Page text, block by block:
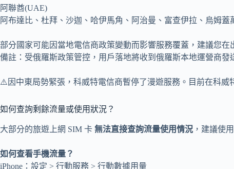
阿聯酋(UAE)
阿布達比、杜拜、沙迦、哈伊馬角、阿治曼、富查伊拉、烏姆蓋
部分國家可能因當地電信商政策變動而影響服務覆蓋，建議您在
備註：受俄羅斯政策管控，用戶落地將收到俄羅斯本地運營商
⚠️因中東局勢緊張，科威特電信商暫停了漫遊服務。目前在科威
如何查詢剩餘流量或使用狀況？
大部分的旅遊上網 SIM 卡 無法直接查詢流量使用情況 ，建議使
如何查看手機流量？
iPhone：設定 > 行動服務 > 行動數據用量